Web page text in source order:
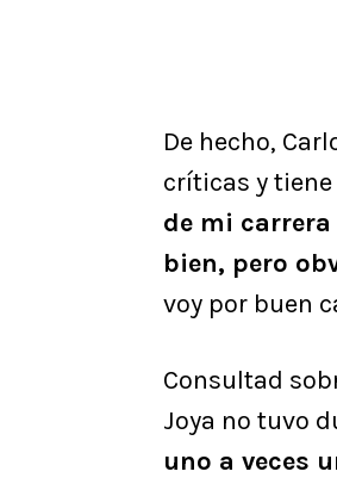
De hecho,
críticas y
de mi
bien, pero
voy por buen
Consultad
Joya no tuvo
uno a veces